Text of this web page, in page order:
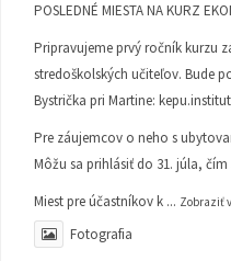
POSLEDNÉ MIESTA NA KURZ
Pripravujeme prvý ročník kurzu
stredoškolských učiteľov. Bude
Bystrička pri Martine:
Pre záujemcov o neho s
Môžu sa prihlásiť do 31. júla, čím
Miest pre účastníkov k ... Zobraziť
Fotografia